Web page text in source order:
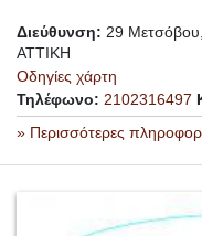
Διεύθυνση: 29
ΑΤΤΙΚΗ
Οδηγίες χάρτη
Τηλέφωνο: 2102316497
» Περισσότερες